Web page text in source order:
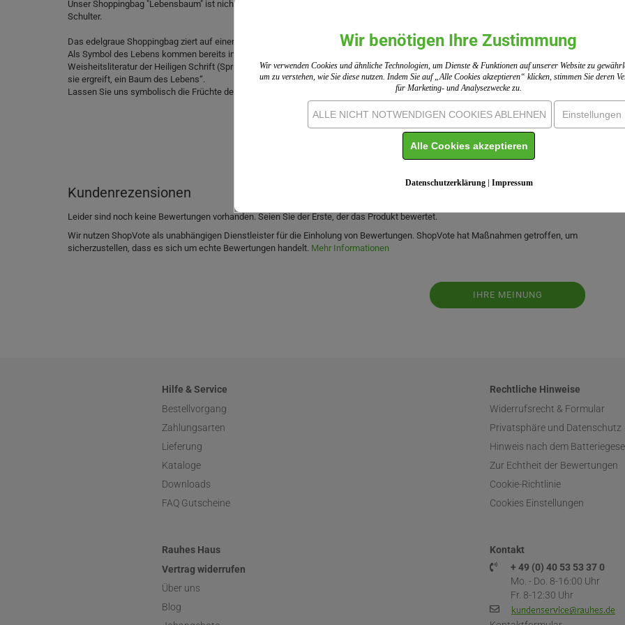
Unser Shoppingbag "Lebensbaum" ist nicht nur praktisch zum Einkaufen, sondern ein überaus geschmackvoller Begleiter an jeder
Schulter.
Das edelgraue Shoppingbag ziert auf einer Seite ein von Hand geklebter auffallender Lebensbaum.
Als Symbol des Lebens kommen bereits in der Geschichte vom Garten Eden der Lebensbaum und der Erkenntnisbaum vor. Auch in der
Weisheitsliteratur der Heiligen Schrift (Sprichwörter 3,18), wo wir auch dem Lebensbaum begegnen, heißt es: „Weisheit ist für den, der
sie ergreift, ein Baum des Lebens“.
Lassen Sie uns symbolisch die Früchte des Lebensbaumes ernten.
Kundenrezensionen
Leider sind noch keine Bewertungen vorhanden. Seien Sie der Erste, der das Produkt bewertet.
Wir nutzen ShopVote als unabhängigen Dienstleister für die Einholung von Bewertungen. ShopVote hat Maßnahmen getroffen, um
sicherzustellen, dass es sich um echte Bewertungen handelt. Mehr Informationen
IHRE MEINUNG
Hilfe & Service
Bestellvorgang
Zahlungsarten
Lieferung
Kataloge
Downloads
FAQ Gutscheine
Rechtliche Hinweise
Widerrufsrecht & Formular
Privatsphäre und Datenschutz
Hinweis nach dem
Zur Echtheit der Bewertungen
Cookie-Richtlinie
Cookies Einstellungen
Rauhes Haus
Vertrag widerrufen
Über uns
Blog
Kontakt
+ 49 (0) 40 53 53 37 0
Mo. - Do. 8-16:00 Uhr
Fr. 8-12:30 Uhr
Wir benötigen Ihre Zustimmung
Wir verwenden Cookies und ähnliche Technologien, um Dienste & Funktionen auf unserer Website zu
um zu verstehen, wie Sie diese nutzen. Indem Sie auf „Alle Cookies akzeptieren“ klicken, stimmen Sie deren
für Marketing- und Analysezwecke zu.
ALLE NICHT NOTWENDIGEN COOKIES ABLEHNEN Einstellungen
Alle Cookies akzeptieren
Datenschutzerklärung| Impressum